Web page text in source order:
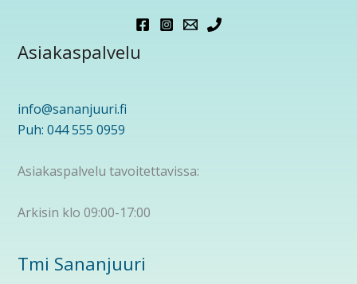
Asiakaspalvelu
info@sananjuuri.fi
Puh: 044 555 0959
Asiakaspalvelu tavoitettavissa:
Arkisin klo 09:00-17:00
Tmi Sananjuuri